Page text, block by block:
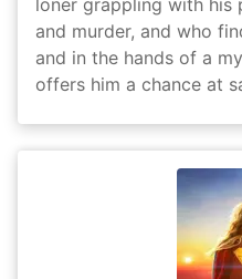
loner grappling with
and murder, and who
and in the hands of a
offers him a chance at